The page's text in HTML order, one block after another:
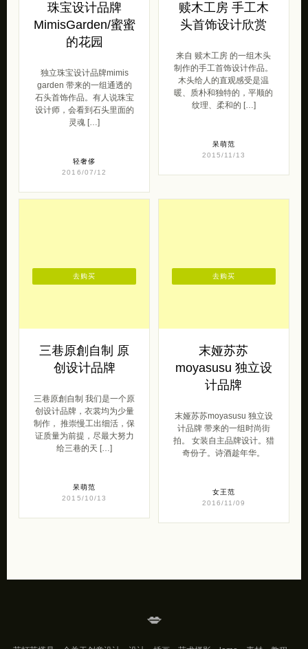
珠宝设计品牌
MimisGarden/蜜蜜
的花园
独立珠宝设计品牌mimis
garden 带来的一组通透的
石头首饰作品。有人说珠宝
设计师，会看到石头里面的
灵魂 […]
轻奢侈
2016/07/12
赎木工房 手工木
头首饰设计欣赏
来自 赎木工房 的一组木头
制作的手工首饰设计作品。
木头给人的直观感受是温
暖、质朴和独特的，平顺的
纹理、柔和的 […]
呆萌范
2015/11/13
三巷原創自制 原
创设计品牌
三巷原創自制 我们是一个原
创设计品牌，衣裳均为少量
制作， 推崇慢工出细活，保
证质量为前提，尽最大努力
给三巷的天 […]
呆萌范
2015/10/13
去购买
末娅苏苏
moyasusu 独立设
计品牌
末娅苏苏moyasusu 独立设
计品牌 带来的一组时尚街
拍。 女装自主品牌设计。猎
奇份子。诗酒趁年华。
女王范
2016/11/09
去购买
💋